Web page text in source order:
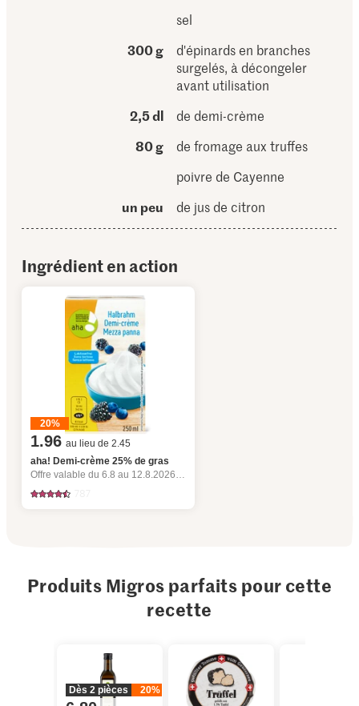
sel
300 g
d'épinards en branches
surgelés, à décongeler
avant utilisation
2,5 dl
de demi-crème
80 g
de fromage aux truffes
poivre de Cayenne
un peu
de jus de citron
Ingrédient en action
20%
1.96 au lieu de 2.45
aha! Demi-crème 25% de gras
Offre valable du 6.8 au 12.8.2026, jusqu’à épuisement du stock.
Produits Migros parfaits pour cette
recette
Dès 2 pièces 20%